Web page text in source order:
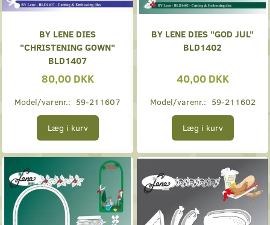
BY LENE DIES
"CHRISTENING GOWN"
BLD1407
80,00 DKK
Model/varenr.: 59-211607
Læg i kurv
BY LENE DIES "GOD JUL"
BLD1402
40,00 DKK
Model/varenr.: 59-211602
Læg i kurv